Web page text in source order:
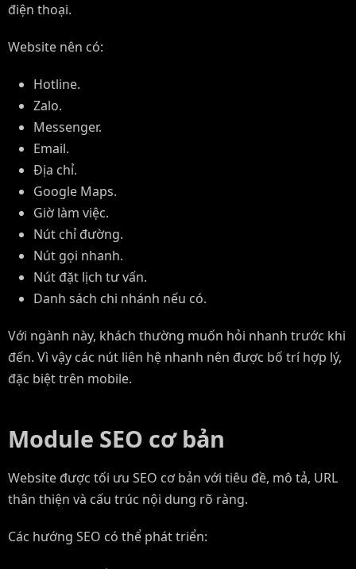
điện thoại.
Website nên có:
Hotline.
Zalo.
Messenger.
Email.
Địa chỉ.
Google Maps.
Giờ làm việc.
Nút chỉ đường.
Nút gọi nhanh.
Nút đặt lịch tư vấn.
Danh sách chi nhánh nếu có.
Với ngành này, khách thường muốn hỏi nhanh trước khi
đến. Vì vậy các nút liên hệ nhanh nên được bố trí hợp lý,
đặc biệt trên mobile.
Module SEO cơ bản
Website được tối ưu SEO cơ bản với tiêu đề, mô tả, URL
thân thiện và cấu trúc nội dung rõ ràng.
Các hướng SEO có thể phát triển: